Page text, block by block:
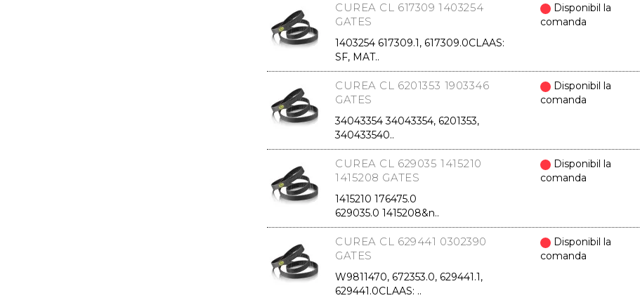
CUREA CL 617309 1403254
GATES
1403254 617309.1, 617309.0CLAAS:
SF, MAT..
Disponibil la
comanda
CUREA CL 6201353 1903346
GATES
34043354 34043354, 6201353,
340433540..
Disponibil la
comanda
CUREA CL 629035 1415210
1415208 GATES
1415210 176475.0
629035.0 1415208&n..
Disponibil la
comanda
CUREA CL 629441 0302390
GATES
W9811470, 672353.0, 629441.1,
629441.0CLAAS: ..
Disponibil la
comanda